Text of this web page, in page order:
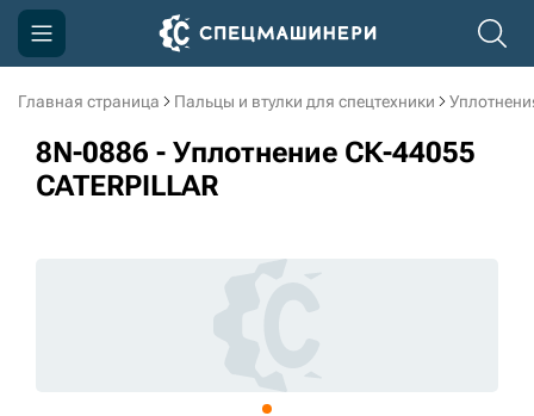
Главная страница Пальцы и втулки для спецтехники
8N-0886 - Уплотнение СК-44055
CATERPILLAR
Компания
Акции